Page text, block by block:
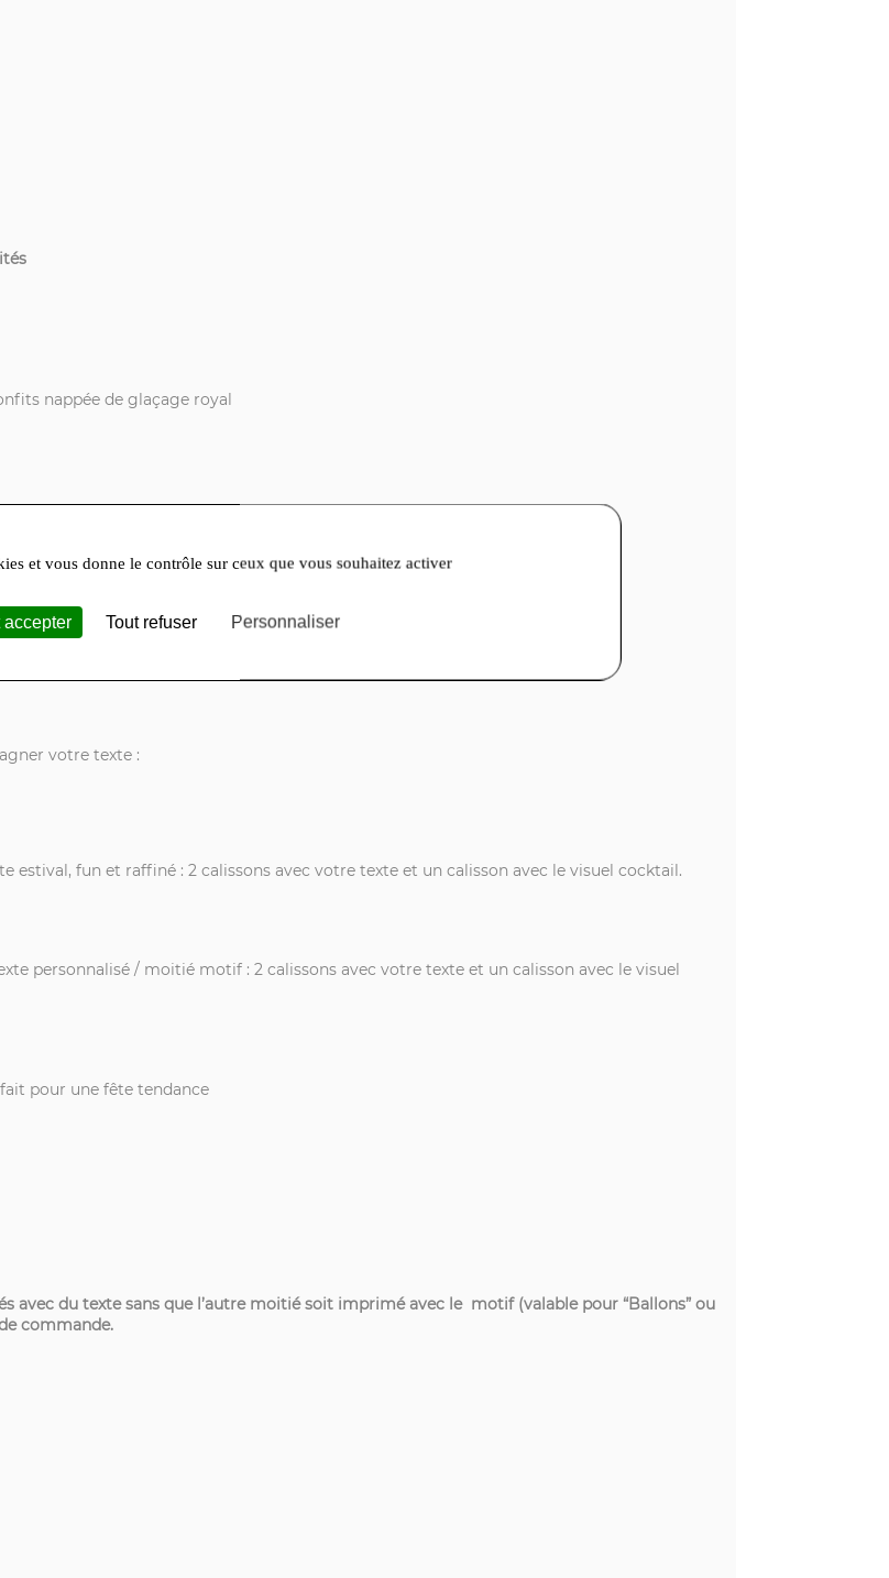
nappée de glaçage royal
votre texte :
estival, fun et raffiné : 2 calissons avec votre texte et un calisson avec le visuel cocktail.
personnalisé / moitié motif : 2 calissons avec votre texte et un calisson avec le visuel
pour une fête tendance
avec du texte sans que l’autre moitié soit imprimé avec le motif (valable pour “Ballons” ou
commande.
et vous donne le contrôle sur ceux que vous souhaitez activer
accepter Tout refuser Personnaliser